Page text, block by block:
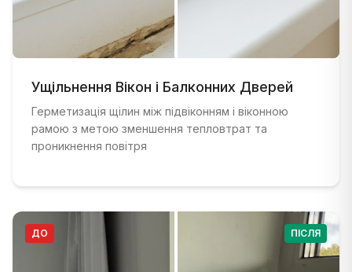
ПІСЛЯ:Правильно герметизовані балконні двері з
Ущільнення Вікон і Балконних Дверей
Герметизація щілин між підвіконням і віконною
рамою з метою зменшення тепловтрат та
проникнення повітря
ДО ПІСЛЯ